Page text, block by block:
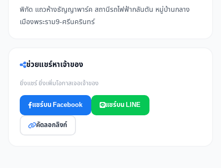
พิกัด แถวห้างธัญญาพาร์ค สถานีรถไฟฟ้ากลันตัน หมู่บ้านกลาง
เมืองพระราม9-ศรีนครินทร์
ช่วยแชร์หาเจ้าของ
ยิ่งแชร์ ยิ่งเพิ่มโอกาสเจอเจ้าของ
แชร์บน Facebook แชร์บน LINE
คัดลอกลิงก์